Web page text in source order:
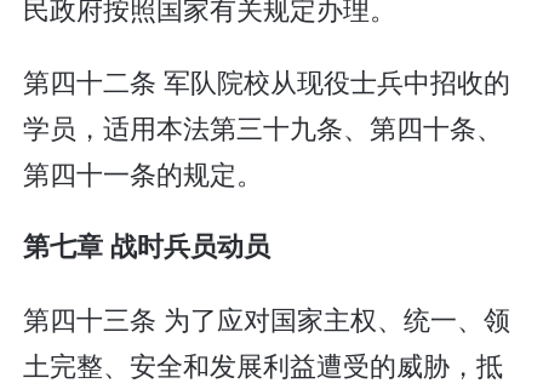
民政府按照国家有关规定办理。
第四十二条 军队院校从现役士兵中招收的
学员，适用本法第三十九条、第四十条、
第四十一条的规定。
第七章 战时兵员动员
第四十三条 为了应对国家主权、统一、领
土完整、安全和发展利益遭受的威胁，抵